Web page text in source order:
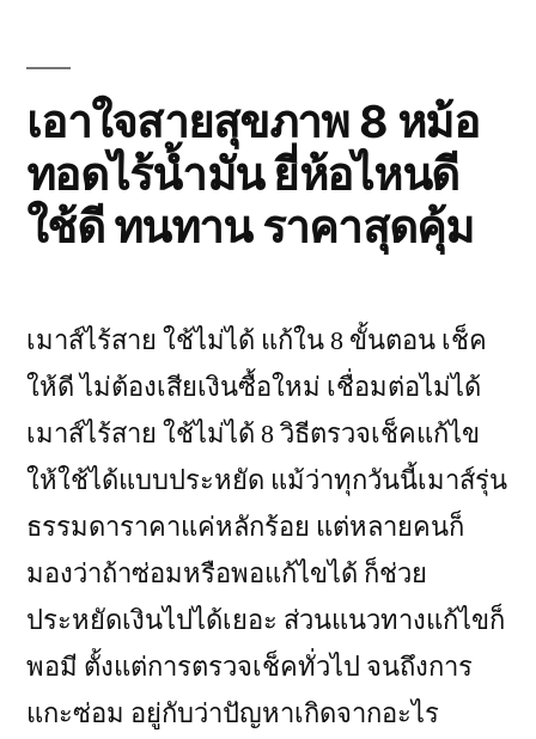
กับ
คน
แพ้
แล้ว
ไม่
ท้อง
เสีย”
เอาใจสายสุขภาพ 8 หม้อ
ทอดไร้น้ำมัน ยี่ห้อไหนดี
ใช้ดี ทนทาน ราคาสุดคุ้ม
เมาส์ไร้สาย ใช้ไม่ได้ แก้ใน 8 ขั้นตอน เช็ค
ให้ดี ไม่ต้องเสียเงินซื้อใหม่ เชื่อมต่อไม่ได้
เมาส์ไร้สาย ใช้ไม่ได้ 8 วิธีตรวจเช็คแก้ไข
ให้ใช้ได้แบบประหยัด แม้ว่าทุกวันนี้เมาส์รุ่น
ธรรมดาราคาแค่หลักร้อย แต่หลายคนก็
มองว่าถ้าซ่อมหรือพอแก้ไขได้ ก็ช่วย
ประหยัดเงินไปได้เยอะ ส่วนแนวทางแก้ไขก็
พอมี ตั้งแต่การตรวจเช็คทั่วไป จนถึงการ
แกะซ่อม อยู่กับว่าปัญหาเกิดจากอะไร